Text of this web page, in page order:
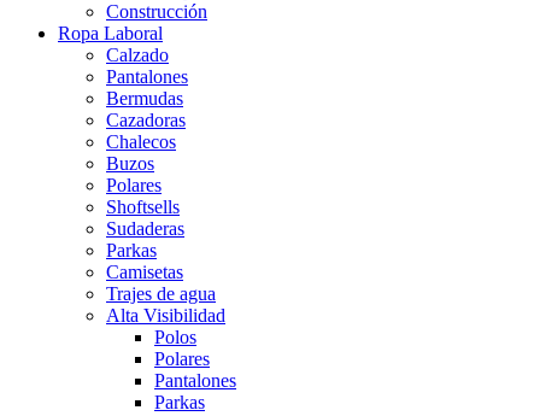
Construcción
Ropa Laboral
Calzado
Pantalones
Bermudas
Cazadoras
Chalecos
Buzos
Polares
Shoftsells
Sudaderas
Parkas
Camisetas
Trajes de agua
Alta Visibilidad
Polos
Polares
Pantalones
Parkas